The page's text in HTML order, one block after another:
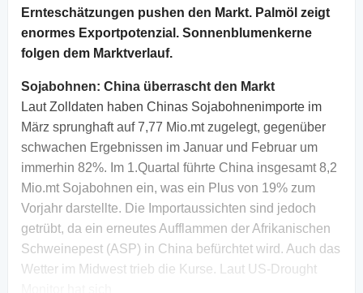
Ernteschätzungen pushen den Markt. Palmöl zeigt
enormes Exportpotenzial. Sonnenblumenkerne
folgen dem Marktverlauf.
Sojabohnen: China überrascht den Markt
Laut Zolldaten haben Chinas Sojabohnenimporte im
März sprunghaft auf 7,77 Mio.mt zugelegt, gegenüber
schwachen Ergebnissen im Januar und Februar um
immerhin 82%. Im 1.Quartal führte China insgesamt 8,2
Mio.mt Sojabohnen ein, was ein Plus von 19% zum
Vorjahr darstellte. Die Importaussichten sind jedoch
getrübt, da ein erneutes Aufflammen der Afrikanischen
Schweinepest (ASP) in China befürchtet wird. Auch das
Wetter im Midwest trieb die Kurse. Laut US-Drought